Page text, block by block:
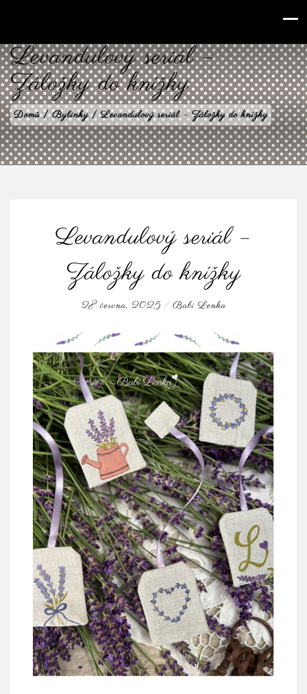
Levandulový seriál –
Záložky do knížky
Domů|Bylinky |Levandulový seriál – Záložky do knížky
Levandulový seriál –
Záložky do knížky
28 června, 2025/ Babi Lenka